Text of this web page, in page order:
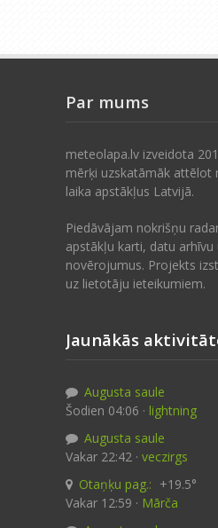
Par mums
meteolapa.lv izveidota
mērķi uzskatāmāk attēlot
laika apstākļus Latvijā.
Piedāvājam nokrišņu
apstākļu karti, datu
novērojumus. Projekts
uz lietotāju ieteikumiem.
Jaunākās
Augusta saule
Šodien 04:06 · lightning
Augusta saule
Vakar 22:42 · veczirgs
Otaņķu pag.: +19.5°
Vakar 12:59 · Mārča